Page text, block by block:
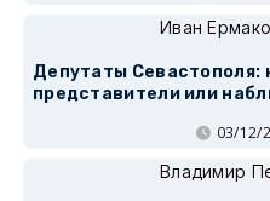
Иван
Депутаты Севастополя:
представители или
03/12/
Владимир